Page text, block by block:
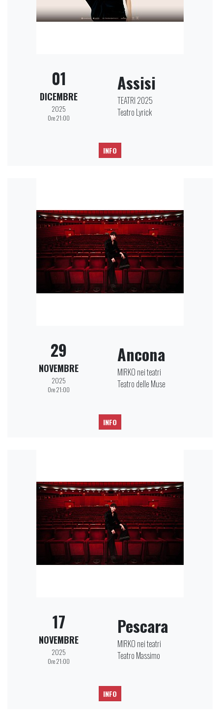
01
DICEMBRE
2025
Ore 21:00
Assisi
TEATRI 2025
Teatro Lyrick
INFO
29
NOVEMBRE
2025
Ore 21:00
Ancona
MIRKO nei teatri
Teatro delle Muse
INFO
17
NOVEMBRE
2025
Ore 21:00
Pescara
MIRKO nei teatri
Teatro Massimo
INFO